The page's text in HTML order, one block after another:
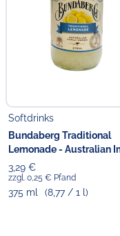
Softdrinks
Bundaberg Traditional
Lemonade - Australian
3,29 €
zzgl. 0,25 € Pfand
375 ml (8,77 / 1 l)